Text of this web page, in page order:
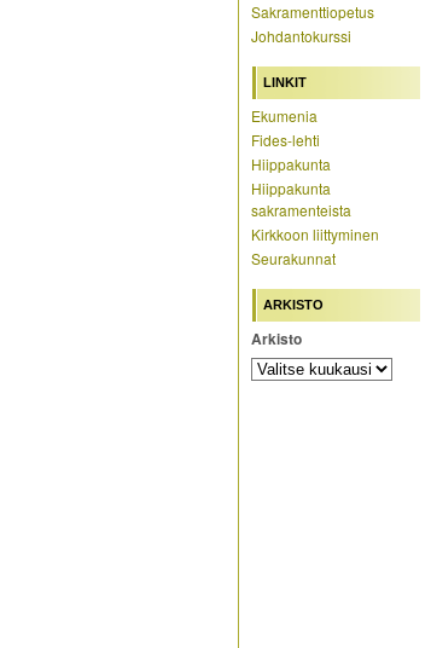
Sakramenttiopetus
Johdantokurssi
LINKIT
Ekumenia
Fides-lehti
Hiippakunta
Hiippakunta
sakramenteista
Kirkkoon liittyminen
Seurakunnat
ARKISTO
Arkisto